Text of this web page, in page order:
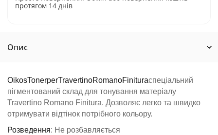
протягом 14 днів
Опис
OikosTonerperTravertinoRomanoFinituraспеціальний
пігментований склад для тонування матеріалу
Travertino Romano Finitura. Дозволяє легко та швидко
отримувати відтінок потрібного кольору.
Розведення: Не розбавляється